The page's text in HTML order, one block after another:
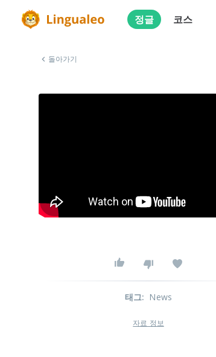
정글 코스
돌아가기
태그: News
자료 정보